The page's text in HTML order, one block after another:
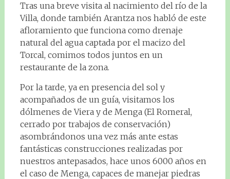
Tras una breve visita al nacimiento del río de la
Villa, donde también Arantza nos habló de este
afloramiento que funciona como drenaje
natural del agua captada por el macizo del
Torcal, comimos todos juntos en un
restaurante de la zona.
Por la tarde, ya en presencia del sol y
acompañados de un guía, visitamos los
dólmenes de Viera y de Menga (El Romeral,
cerrado por trabajos de conservación)
asombrándonos una vez más ante estas
fantásticas construcciones realizadas por
nuestros antepasados, hace unos 6000 años en
el caso de Menga, capaces de manejar piedras